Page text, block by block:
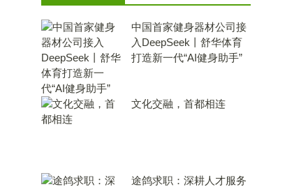
中国首家健身器材公司接
入DeepSeek丨舒华体育
打造新一代“AI健身助手”
文化交融，首都相连
途鸽求职：深耕人才服务